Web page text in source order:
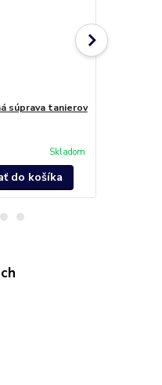
súprava tanierov
Skladom
do košíka